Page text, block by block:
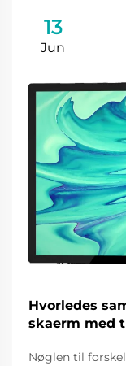
13
Jun
Hvorledes
skaerm med
Nøglen til